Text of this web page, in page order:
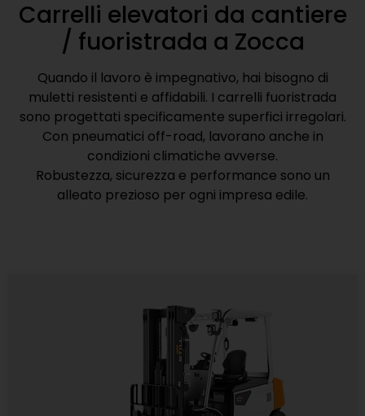
Carrelli elevatori da cantiere
/ fuoristrada a Zocca
Quando il lavoro è impegnativo, hai bisogno di
muletti resistenti e affidabili. I carrelli fuoristrada
sono progettati specificamente superfici irregolari.
Con pneumatici off-road, lavorano anche in
condizioni climatiche avverse.
Robustezza, sicurezza e performance sono un
alleato prezioso per ogni impresa edile.